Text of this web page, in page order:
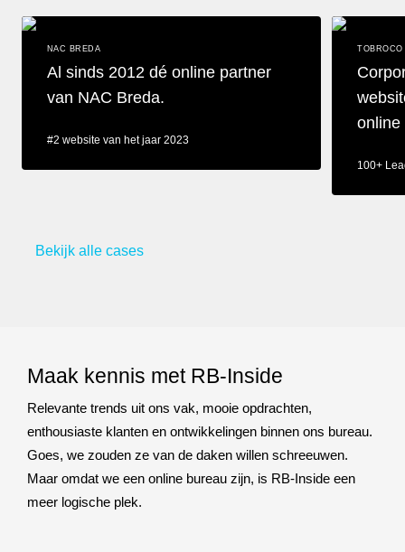
NAC BREDA
Al sinds 2012 dé online partner
van NAC Breda.
#2 website van het jaar 2023
online
100+
Bekijk alle cases
Maak kennis met RB-Inside
Relevante trends uit ons vak, mooie opdrachten,
enthousiaste klanten en ontwikkelingen binnen ons bureau.
Goes, we zouden ze van de daken willen schreeuwen.
Maar omdat we een online bureau zijn, is RB-Inside een
meer logische plek.